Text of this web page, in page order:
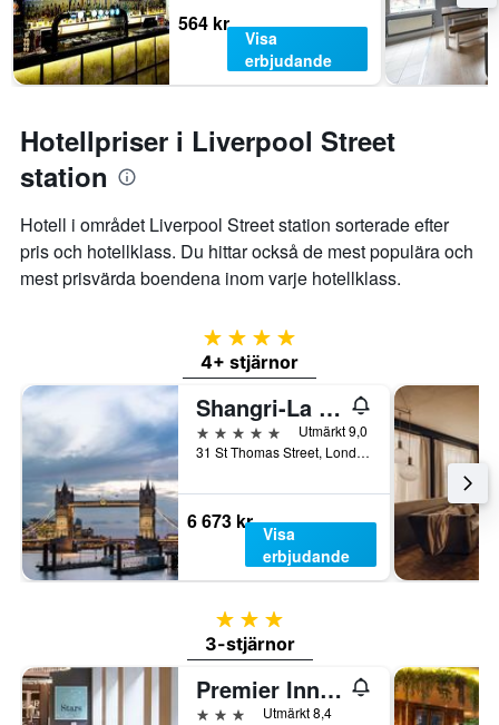
564 kr
Visa
erbjudande
Hotellpriser i Liverpool Street
station
Hotell i området Liverpool Street station sorterade efter
pris och hotellklass. Du hittar också de mest populära och
mest prisvärda boendena inom varje hotellklass.
4 stjärnor
4+ stjärnor
Shangri-La The Shard, London
5 stjärnor
Utmärkt 9,0
31 St Thomas Street, London, Storbritannien
6 673 kr
Visa
erbjudande
3 stjärnor
3-stjärnor
Premier Inn London Blackfriars
3 stjärnorUtmärkt 8,4